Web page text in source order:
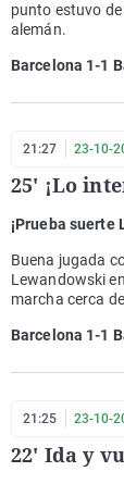
punto estuvo
alemán.
Barcelona 1-1
21:27 23-10-
25' ¡Lo
¡Prueba suerte
Buena jugada
Lewandowski
marcha cerca
Barcelona 1-1
21:25 23-10-
22' Ida y